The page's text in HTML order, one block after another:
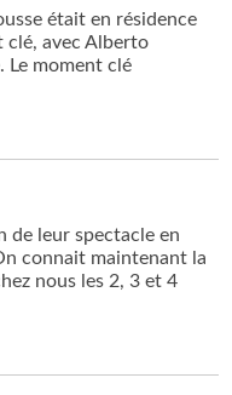
était en résidence
clé, avec Alberto
Le moment clé
de leur spectacle en
connait maintenant la
nous les 2, 3 et 4